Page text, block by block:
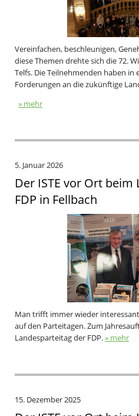
Vereinfachen, beschleunigen,
diese Themen drehte sich die 72.
Telfs. Die Teilnehmenden haben in
Forderungen an die zukünftige
» mehr
5. Januar 2026
Der ISTE vor Ort
FDP in Fellbach
Man trifft immer wieder
auf den Parteitagen. Zum
Landesparteitag der FDP.» mehr
15. Dezember 2025